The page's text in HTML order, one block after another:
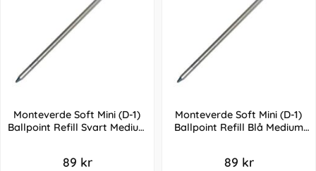
Monteverde Soft Mini (D-1)
Ballpoint Refill Svart Medium
89 kr
Monteverde Soft Mini (D-1)
Ballpoint Refill Blå Medium
89 kr